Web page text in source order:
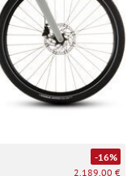
-16%
2.189,00 €